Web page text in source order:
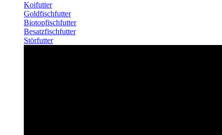
Koifutter
Goldfischfutter
Biotopfischfutter
Besatzfischfutter
Störfutter